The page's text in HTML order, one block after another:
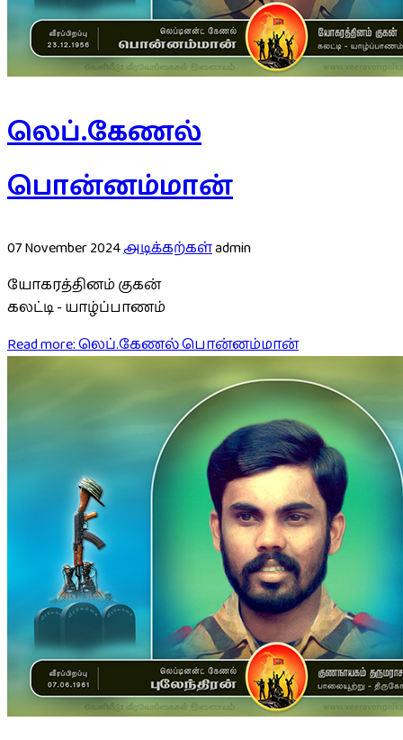
லெப்.கேணல்
பொன்னம்மான்
07 November 2024அடிக்கற்கள்admin
யோகரத்தினம் குகன்
கலட்டி - யாழ்ப்பாணம்
Read more: லெப்.கேணல் பொன்னம்மான்